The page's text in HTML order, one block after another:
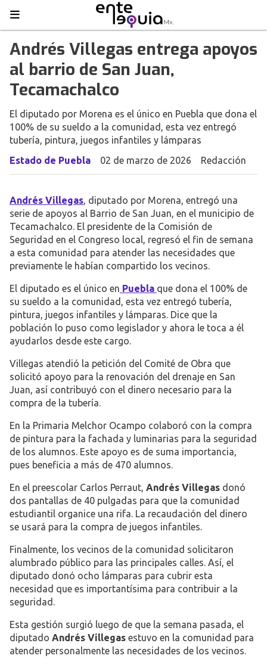
Andrés Villegas entrega apoyos
al barrio de San Juan,
Tecamachalco
El diputado por Morena es el único en Puebla que dona el
100% de su sueldo a la comunidad, esta vez entregó
tubería, pintura, juegos infantiles y lámparas
Estado de Puebla
02 de marzo de 2026 Redacción
Andrés Villegas, diputado por Morena, entregó una
serie de apoyos al Barrio de San Juan, en el municipio de
Tecamachalco. El presidente de la Comisión de
Seguridad en el Congreso local, regresó el fin de semana
a esta comunidad para atender las necesidades que
previamente le habían compartido los vecinos.
El diputado es el único en Puebla que dona el 100% de
su sueldo a la comunidad, esta vez entregó tubería,
pintura, juegos infantiles y lámparas. Dice que la
población lo puso como legislador y ahora le toca a él
ayudarlos desde este cargo.
Villegas atendió la petición del Comité de Obra que
solicitó apoyo para la renovación del drenaje en San
Juan, así contribuyó con el dinero necesario para la
compra de la tubería.
En la Primaria Melchor Ocampo colaboró con la compra
de pintura para la fachada y luminarias para la seguridad
de los alumnos. Este apoyo es de suma importancia,
pues beneficia a más de 470 alumnos.
En el preescolar Carlos Perraut, Andrés Villegas donó
dos pantallas de 40 pulgadas para que la comunidad
estudiantil organice una rifa. La recaudación del dinero
se usará para la compra de juegos infantiles.
Finalmente, los vecinos de la comunidad solicitaron
alumbrado público para las principales calles. Así, el
diputado donó ocho lámparas para cubrir esta
necesidad que es importantísima para contribuir a la
seguridad.
Esta gestión surgió luego de que la semana pasada, el
diputado Andrés Villegas estuvo en la comunidad para
atender personalmente las necesidades de los vecinos.